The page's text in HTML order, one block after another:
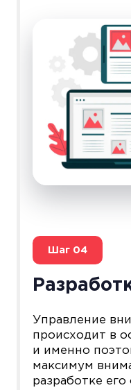
Шаг 04
Управление
происходит в
и именно
максимум
разработке